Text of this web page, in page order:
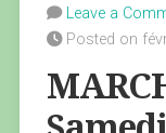
Leave a
Posted on